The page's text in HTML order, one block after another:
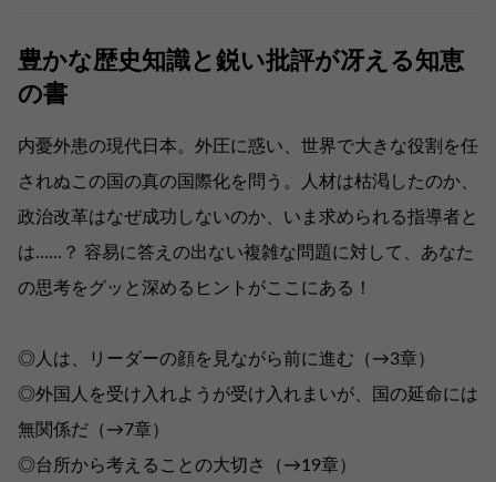
豊かな歴史知識と鋭い批評が冴える知恵
の書
内憂外患の現代日本。外圧に惑い、世界で大きな役割を任
されぬこの国の真の国際化を問う。人材は枯渇したのか、
政治改革はなぜ成功しないのか、いま求められる指導者と
は……？ 容易に答えの出ない複雑な問題に対して、あなた
の思考をグッと深めるヒントがここにある！
◎人は、リーダーの顔を見ながら前に進む（→3章）
◎外国人を受け入れようが受け入れまいが、国の延命には
無関係だ（→7章）
◎台所から考えることの大切さ（→19章）